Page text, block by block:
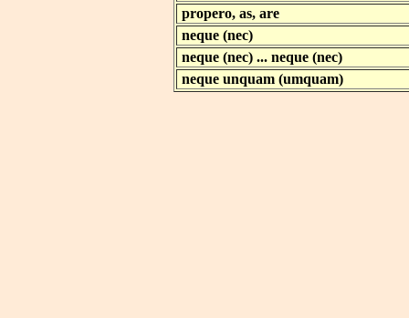
propero, as, are
neque (nec)
neque (nec) ... neque (nec)
neque unquam (umquam)